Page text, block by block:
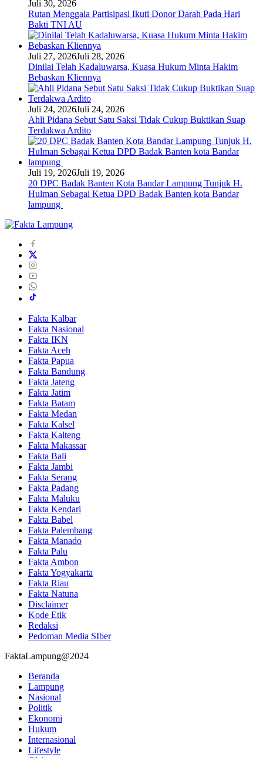
Juli 30, 2026
Rutan Menggala Partisipasi Ikuti Donor Darah Pada Hari
Bakti TNI AU
Juli 27, 2026Juli 28, 2026
Dinilai Telah Kadaluwarsa, Kuasa Hukum Minta Hakim
Bebaskan Kliennya
Juli 24, 2026Juli 24, 2026
Ahli Pidana Sebut Satu Saksi Tidak Cukup Buktikan Suap
Terdakwa Ardito
Juli 19, 2026Juli 19, 2026
20 DPC Badak Banten Kota Bandar Lampung Tunjuk H.
Hulman Sebagai Ketua DPD Badak Banten kota Bandar
lampung
Fakta Kalbar
Fakta Nasional
Fakta IKN
Fakta Aceh
Fakta Papua
Fakta Bandung
Fakta Jateng
Fakta Jatim
Fakta Batam
Fakta Medan
Fakta Kalsel
Fakta Kalteng
Fakta Makassar
Fakta Bali
Fakta Jambi
Fakta Serang
Fakta Padang
Fakta Maluku
Fakta Kendari
Fakta Babel
Fakta Palembang
Fakta Manado
Fakta Palu
Fakta Ambon
Fakta Yogyakarta
Fakta Riau
Fakta Natuna
Disclaimer
Kode Etik
Redaksi
Pedoman Media SIber
FaktaLampung@2024
Beranda
Lampung
Nasional
Politik
Ekonomi
Hukum
Internasional
Lifestyle